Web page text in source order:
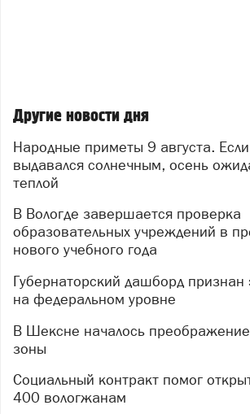
Другие новости дня
Народные приметы 9 августа. Если день
выдавался солнечным, осень
теплой
В Вологде завершается проверка
образовательных учреждений в
нового учебного года
Губернаторский дашборд признан эффективным
на федеральном уровне
В Шексне началось преображение прибрежной
зоны
Социальный контракт помог открыть свое дело
400 вологжанам